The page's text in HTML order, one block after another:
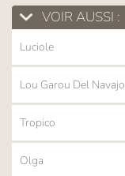
VOIR AUSSI :
Luciole
Lou Garou Del Navajo
Tropico
Olga